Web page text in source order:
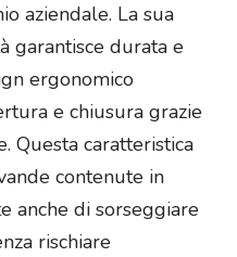
aziendale. La sua
garantisce durata e
ergonomico
e chiusura grazie
Questa caratteristica
contenute in
anche di sorseggiare
rischiare